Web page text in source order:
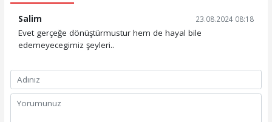
Salim 23.08.2024 08:18
Evet gerçeğe dönüştürmustur hem de hayal bile
edemeyecegimiz şeyleri..